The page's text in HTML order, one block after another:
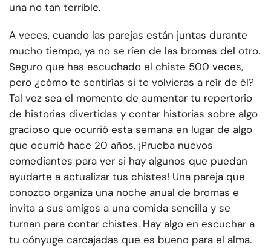
una no tan terrible.
A veces, cuando las parejas están juntas durante
mucho tiempo, ya no se ríen de las bromas del otro.
Seguro que has escuchado el chiste 500 veces,
pero ¿cómo te sentirías si te volvieras a reír de él?
Tal vez sea el momento de aumentar tu repertorio
de historias divertidas y contar historias sobre algo
gracioso que ocurrió esta semana en lugar de algo
que ocurrió hace 20 años. ¡Prueba nuevos
comediantes para ver si hay algunos que puedan
ayudarte a actualizar tus chistes! Una pareja que
conozco organiza una noche anual de bromas e
invita a sus amigos a una comida sencilla y se
turnan para contar chistes. Hay algo en escuchar a
tu cónyuge carcajadas que es bueno para el alma.